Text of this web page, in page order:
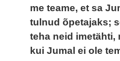
me teame, et sa
tulnud õpetajaks;
teha neid imetähti,
kui Jumal ei ole